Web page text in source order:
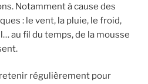
Notamment à cause des
: le vent, la pluie, le froid,
au fil du temps, de la mousse
régulièrement pour